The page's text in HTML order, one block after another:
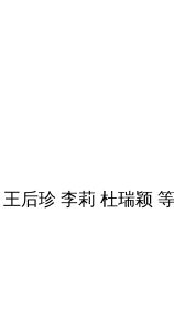
王后珍 李莉 杜瑞颖